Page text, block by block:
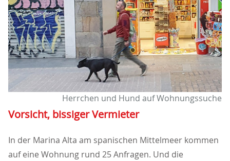
Herrchen und Hund auf Wohnungssuche
Vorsicht, bissiger Vermieter
In der Marina Alta am spanischen Mittelmeer kommen
auf eine Wohnung rund 25 Anfragen. Und die